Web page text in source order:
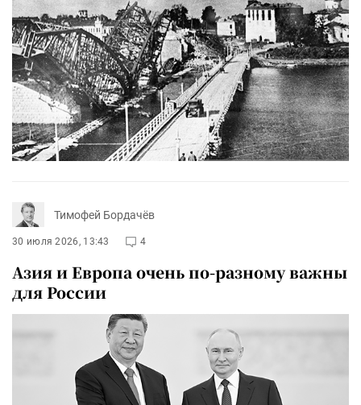
Тимофей Бордачёв
30 июля 2026, 13:43 4
Азия и Европа очень по-разному важны
для России